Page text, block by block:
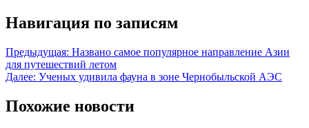
Навигация по записям
Предыдущая: Названо самое популярное направление Азии
для путешествий летом
Далее: Ученых удивила фауна в зоне Чернобыльской АЭС
Похожие новости